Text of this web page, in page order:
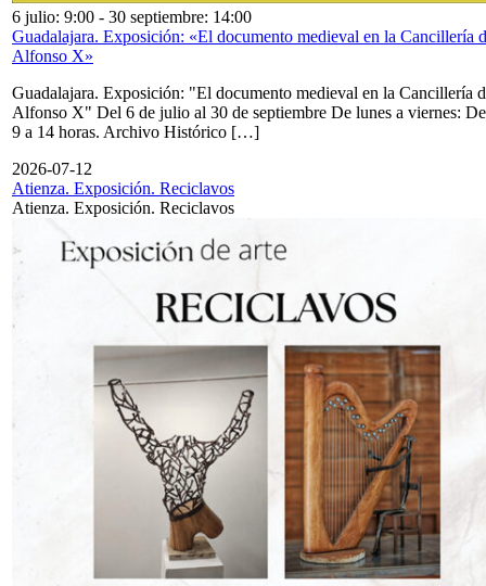
6 julio: 9:00 - 30 septiembre: 14:00
Guadalajara. Exposición: «El documento medieval en la Cancillería
Alfonso X»
Guadalajara. Exposición: "El documento medieval en la Cancillería
Alfonso X" Del 6 de julio al 30 de septiembre De lunes a viernes: De
9 a 14 horas. Archivo Histórico […]
2026-07-12
Atienza. Exposición. Reciclavos
Atienza. Exposición. Reciclavos